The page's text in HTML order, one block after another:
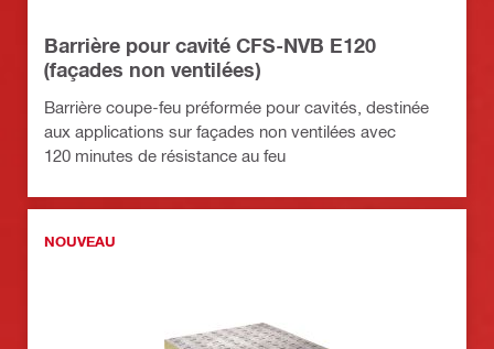
Barrière pour cavité CFS-NVB E120
(façades non ventilées)
Barrière coupe-feu préformée pour cavités, destinée
aux applications sur façades non ventilées avec
120 minutes de résistance au feu
NOUVEAU